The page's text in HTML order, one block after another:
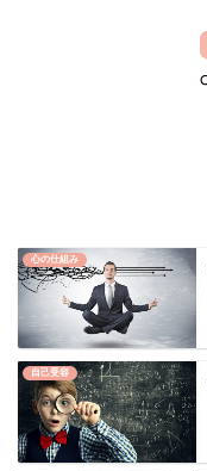
心の仕組み
自己受容